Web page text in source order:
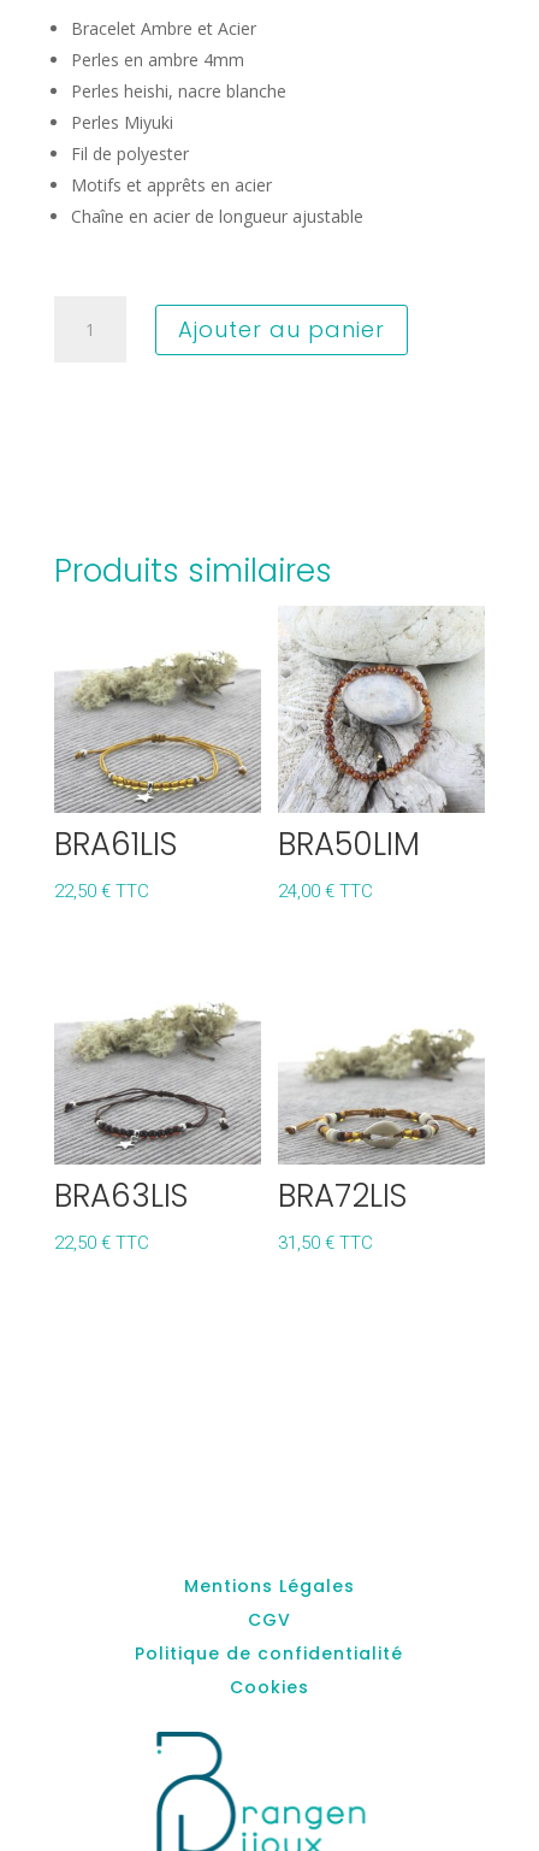
Bracelet Ambre et Acier
Perles en ambre 4mm
Perles heishi, nacre blanche
Perles Miyuki
Fil de polyester
Motifs et apprêts en acier
Chaîne en acier de longueur ajustable
Ajouter au panier
Produits similaires
BRA61LIS
22,50 € TTC
BRA50LIM
24,00€ TTC
BRA63LIS
22,50 € TTC
BRA72LIS
31,50€ TTC
Mentions Légales
CGV
Politique de confidentialité
Cookies